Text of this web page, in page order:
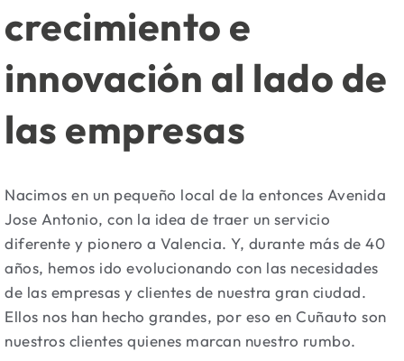
crecimiento e
innovación al lado de
las empresas
Nacimos en un pequeño local de la entonces Avenida
Jose Antonio, con la idea de traer un servicio
diferente y pionero a Valencia. Y, durante más de 40
años, hemos ido evolucionando con las necesidades
de las empresas y clientes de nuestra gran ciudad.
Ellos nos han hecho grandes, por eso en Cuñauto son
nuestros clientes quienes marcan nuestro rumbo.